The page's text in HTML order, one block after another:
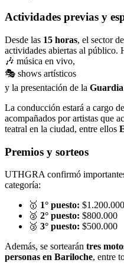
Actividades previas y
Desde las 15 horas, el sector
actividades abiertas al público.
🎶 música en vivo,
🎭 shows artísticos
y la presentación de la
La conducción estará a cargo de
acompañados por artistas que
teatral en la ciudad, entre ellos
Premios y sorteos
UTHGRA confirmó
categoría:
🥇 1° puesto: $1.200.000
🥈 2° puesto: $800.000
🥉 3° puesto: $500.000
Además, se sortearán tres
personas en Bariloche, entre